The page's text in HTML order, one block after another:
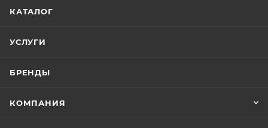
КАТАЛОГ
УСЛУГИ
БРЕНДЫ
КОМПАНИЯ